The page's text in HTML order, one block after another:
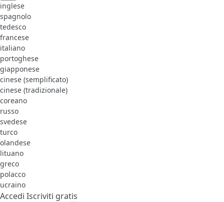
inglese
spagnolo
tedesco
francese
italiano
portoghese
giapponese
cinese (semplificato)
cinese (tradizionale)
coreano
russo
svedese
turco
olandese
lituano
greco
polacco
ucraino
Accedi Iscriviti gratis